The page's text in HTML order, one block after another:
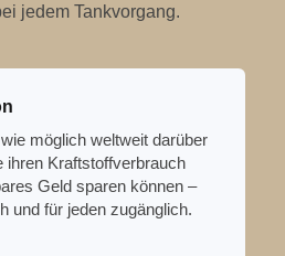
jedem Tankvorgang.
möglich weltweit darüber
ihren Kraftstoffverbrauch
Geld sparen können –
und für jeden zugänglich.